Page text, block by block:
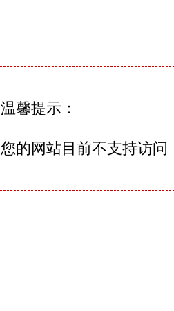
温馨提示：
您的网站目前不支持访